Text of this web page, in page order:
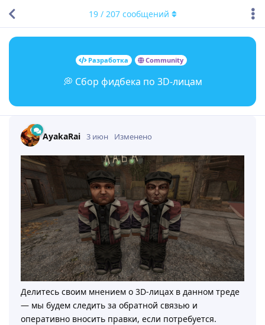
Разработка Community
💭 Сбор фидбека по 3D-лицам
19/ 207сообщений
AyakaRai 3 июн Изменено
Делитесь своим мнением о 3D-лицах в данном треде
— мы будем следить за обратной связью и
оперативно вносить правки, если потребуется.